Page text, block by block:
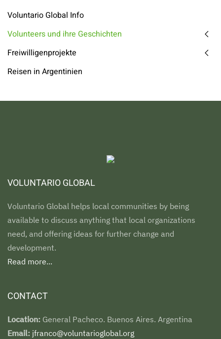
Voluntario Global Info
Volunteers und ihre Geschichten
Freiwilligenprojekte
Reisen in Argentinien
VOLUNTARIO GLOBAL
Voluntario Global helps local communities by being
available to discuss anything that local organizations
need, and offering ideas for further change and
development.
Read more...
CONTACT
Location: General Pacheco. Buenos Aires. Argentina
Email: jfranco@voluntarioglobal.org